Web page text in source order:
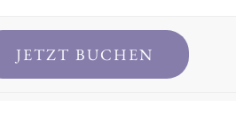
JETZT BUCHEN